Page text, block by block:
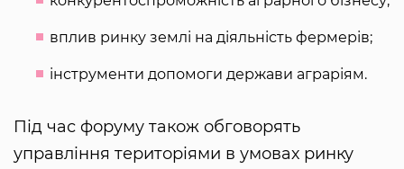
вплив ринку землі на діяльність фермерів;
інструменти допомоги держави аграріям.
Під час форуму також обговорять
управління територіями в умовах ринку